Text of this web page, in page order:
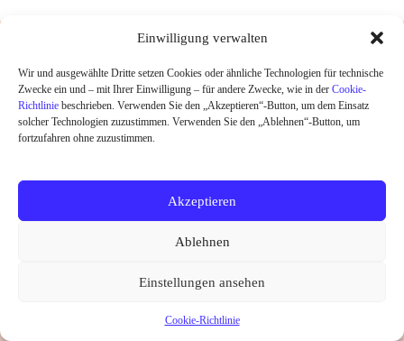
Einwilligung verwalten
Wir und ausgewählte Dritte setzen Cookies oder ähnliche Technologien für technische
Zwecke ein und – mit Ihrer Einwilligung – für andere Zwecke, wie in der Cookie-
Richtlinie beschrieben. Verwenden Sie den „Akzeptieren“-Button, um dem Einsatz
solcher Technologien zuzustimmen. Verwenden Sie den „Ablehnen“-Button, um
fortzufahren ohne zuzustimmen.
Akzeptieren
Ablehnen
Einstellungen ansehen
Cookie-Richtlinie
DESIGNED UND HANDGEDRUCKT IN
HOME
SHOP
ABOUT
Widerrufsrecht Datenschutz AGB
Kontakt
Cookie-Richtlinie (EU)